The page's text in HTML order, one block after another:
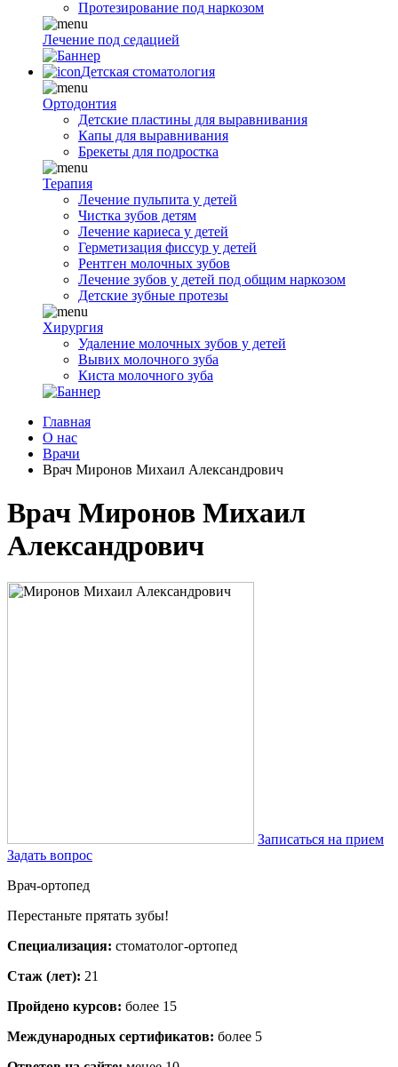
Протезирование под наркозом
Лечение под седацией
Детская стоматология
Ортодонтия
Детские пластины для выравнивания
Капы для выравнивания
Брекеты для подростка
Терапия
Лечение пульпита у детей
Чистка зубов детям
Лечение кариеса у детей
Герметизация фиссур у детей
Рентген молочных зубов
Лечение зубов у детей под общим наркозом
Детские зубные протезы
Хирургия
Удаление молочных зубов у детей
Вывих молочного зуба
Киста молочного зуба
Главная
О нас
Врачи
Врач Миронов Михаил Александрович
Врач Миронов Михаил
Александрович
Записаться на прием
Задать вопрос
Врач-ортопед
Перестаньте прятать зубы!
Специализация: стоматолог-ортопед
Стаж (лет): 21
Пройдено курсов: более 15
Международных сертификатов: более 5